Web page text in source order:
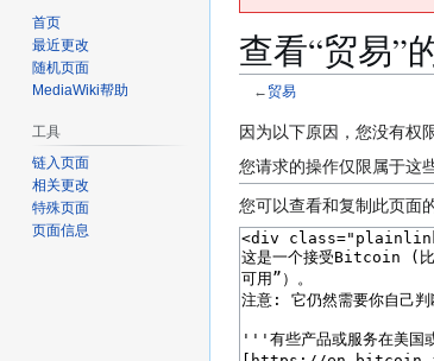
查看“︁贸易”︁
← 贸易
跳
转
到
导
航
跳
转
到
搜
索
因为以下原因，您没有权
您请求的操作仅限属于这
您可以查看和复制此页面
首页
最近更改
随机页面
MediaWiki帮助
工具
链入页面
相关更改
特殊页面
页面信息